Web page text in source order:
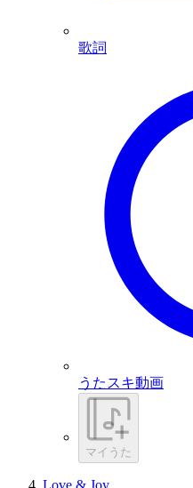
歌詞
うたスキ動画
マイうた
Love & Joy